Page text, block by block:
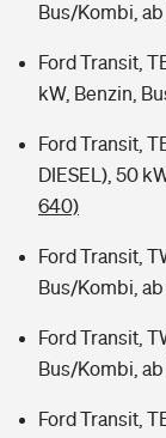
Bus/Kombi, ab
Ford Transit,
kW, Benzin,
Ford Transit,
DIESEL), 50
640)
Ford Transit,
Bus/Kombi, ab
Ford Transit,
Bus/Kombi, ab
Ford Transit,